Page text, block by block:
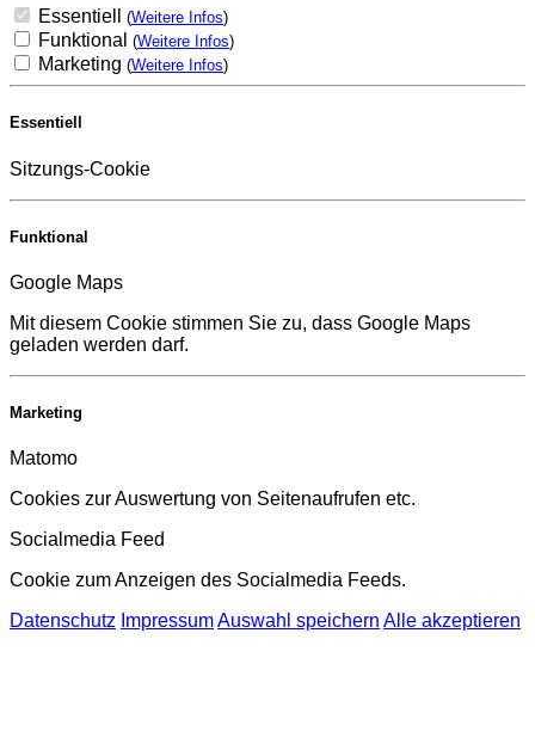
Essentiell (Weitere Infos)
Funktional (Weitere Infos)
Marketing (Weitere Infos)
Essentiell
Sitzungs-Cookie
Funktional
Google Maps
Mit diesem Cookie stimmen Sie zu, dass Google Maps
geladen werden darf.
Marketing
Matomo
Cookies zur Auswertung von Seitenaufrufen etc.
Socialmedia Feed
Cookie zum Anzeigen des Socialmedia Feeds.
Datenschutz ImpressumAuswahl speichern Alle akzeptieren